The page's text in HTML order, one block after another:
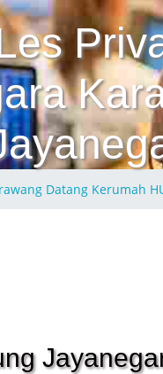
Datang Kerumah